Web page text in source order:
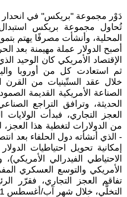
دَوْر مجموعة "بريكس" في انحدار
تُحاول مجموعة بريكس استبدال
المحلية، وأنشأت مصرفًا يهتم
أصبح الدولار عملة مهيمنة بعد
الإقتصاد الأمريكي كان الوحيد
ثم استعادت كل من أوروبا
خلال عقد الستّينيات من
الصناعة الأمريكية القديمة
الحديثة، وترافق التراجع
العجز التجاري، فبدأت الولايات
من الدولارات لتغطية هذا
- الذي أنشأته دول الحلفاء بعد
إمكانية تحويل احتياطيات
الاحتياطي الفيدرالي
الأمريكي والتوسع العسكري
تفاقم العجز التجاري، فقرّر